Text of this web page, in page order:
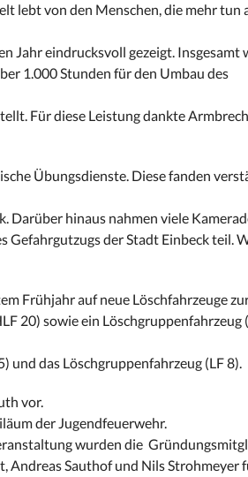
lebt von den Menschen, die mehr tun
Jahr eindrucksvoll gezeigt. Insgesamt
1.000 Stunden für den Umbau des
Für diese Leistung dankte
Übungsdienste. Diese fanden
Darüber hinaus nahmen viele
Gefahrgutzugs der Stadt Einbeck teil.
Frühjahr auf neue Löschfahrzeuge
20) sowie ein Löschgruppenfahrzeug
und das Löschgruppenfahrzeug (LF 8).
vor.
der Jugendfeuerwehr.
wurden die
Andreas Sauthof und Nils Strohmeyer